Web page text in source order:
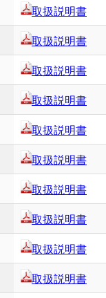
取扱説明書
取扱説明書
取扱説明書
取扱説明書
取扱説明書
取扱説明書
取扱説明書
取扱説明書
取扱説明書
取扱説明書